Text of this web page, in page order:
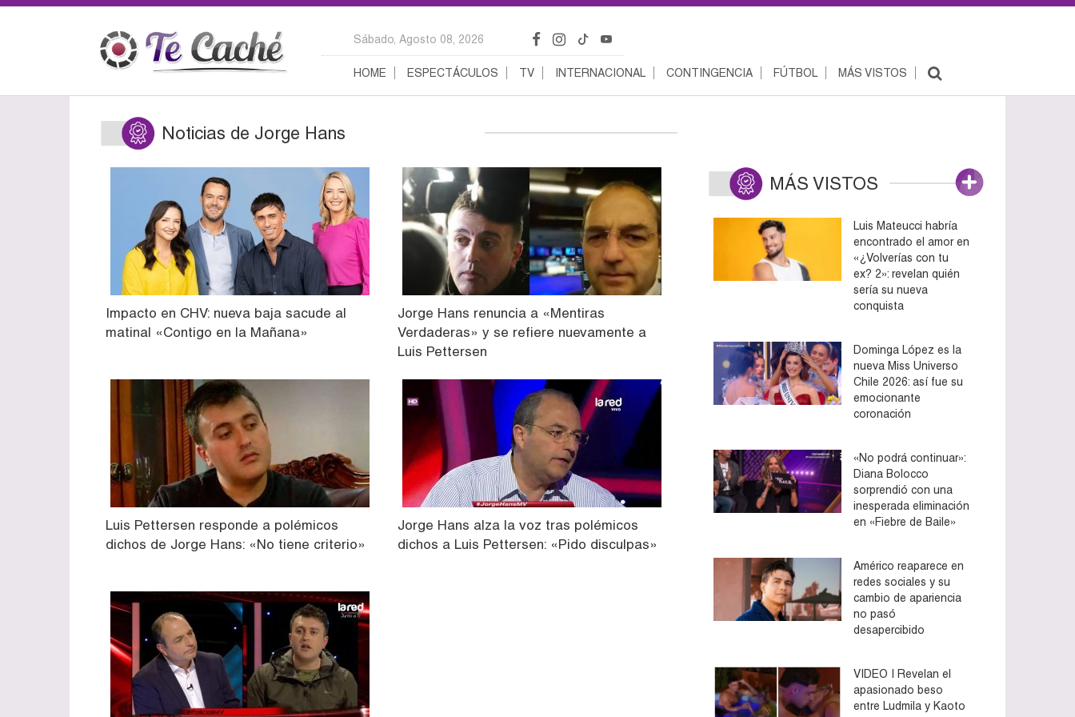
Sábado, Agosto 08, 2026
HOME ESPECTÁCULOS TV INTERNACIONAL CONTINGENCIA FÚTBOL MÁS VISTOS
Noticias de Jorge Hans
Impacto en CHV: nueva baja sacude al
matinal «Contigo en la Mañana»
Jorge Hans renuncia a «Mentiras
Verdaderas» y se refiere nuevamente a
Luis Pettersen
Luis Pettersen responde a polémicos
dichos de Jorge Hans: «No tiene criterio»
Jorge Hans alza la voz tras polémicos
dichos a Luis Pettersen: «Pido disculpas»
MÁS VISTOS
Luis Mateucci habría
encontrado el amor en
«¿Volverías con tu
ex? 2»: revelan quién
sería su nueva
conquista
Dominga López es la
nueva Miss Universo
Chile 2026: así fue su
emocionante
coronación
«No podrá continuar»:
Diana Bolocco
sorprendió con una
inesperada eliminación
en «Fiebre de Baile»
Américo reaparece en
redes sociales y su
cambio de apariencia
no pasó
desapercibido
VIDEO | Revelan el
apasionado beso
entre Ludmila y Kaoto